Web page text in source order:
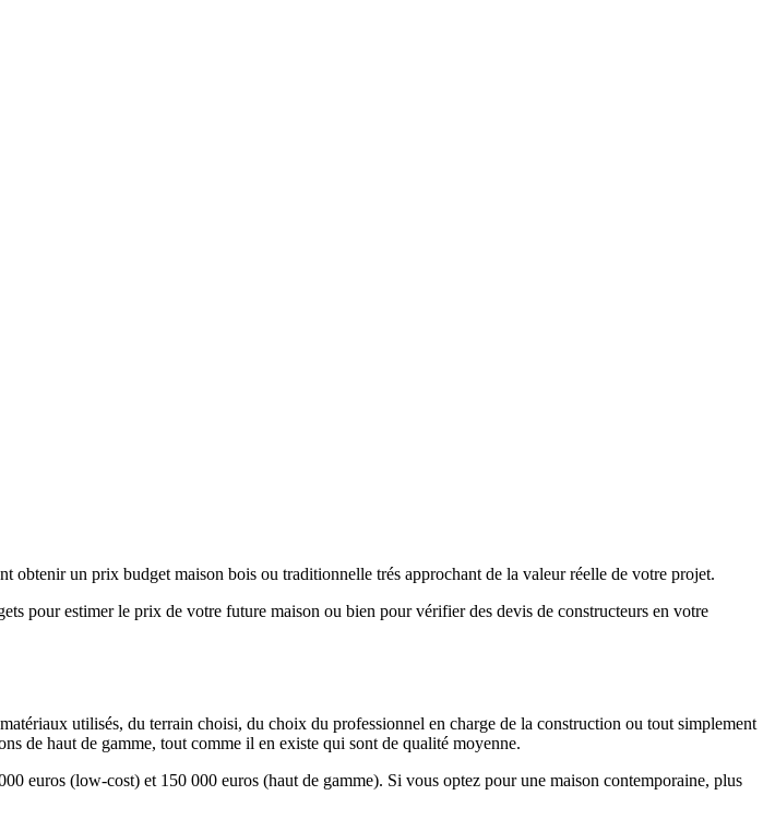
un prix budget maison bois ou traditionnelle trés approchant de la valeur réelle de votre projet.
pour estimer le prix de votre future maison ou bien pour vérifier des devis de constructeurs en votre
utilisés, du terrain choisi, du choix du professionnel en charge de la construction ou tout simplement
de haut de gamme, tout comme il en existe qui sont de qualité moyenne.
euros (low-cost) et 150 000 euros (haut de gamme). Si vous optez pour une maison contemporaine, plus